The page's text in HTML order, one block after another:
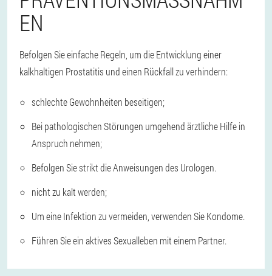
N
Befolgen Sie einfache Regeln, um die Entwicklung einer
kalkhaltigen Prostatitis und einen Rückfall zu verhindern:
schlechte Gewohnheiten beseitigen;
Bei pathologischen Störungen umgehend ärztliche Hilfe in
Anspruch nehmen;
Befolgen Sie strikt die Anweisungen des Urologen.
nicht zu kalt werden;
Um eine Infektion zu vermeiden, verwenden Sie Kondome.
Führen Sie ein aktives Sexualleben mit einem Partner.